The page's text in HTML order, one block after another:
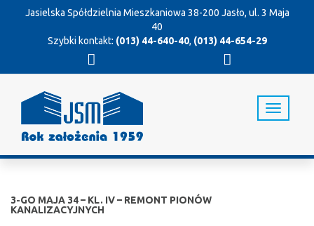
Jasielska Spółdzielnia Mieszkaniowa 38-200 Jasło, ul. 3 Maja
40
Szybki kontakt: (013) 44-640-40, (013) 44-654-29
T
o
3-GO MAJA 34 – KL. IV – REMONT PIONÓW
KANALIZACYJNYCH